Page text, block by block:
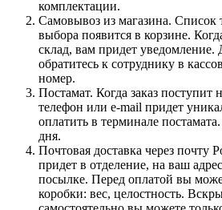
комплектации.
Самовывоз из магазина. Список
выбора появится в корзине.
склад, вам придет уведомление.
обратитесь к сотруднику в
номер.
Постамат. Когда заказ поступит
телефон или e-mail придет
оплатить в терминале
дня.
Почтовая доставка через почту
придет в отделение, на ваш
посылке. Перед оплатой вы
коробки: вес, целостность.